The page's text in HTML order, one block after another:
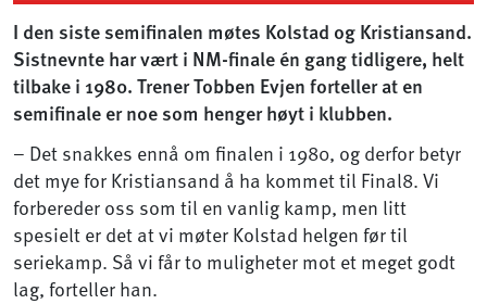
I den siste semifinalen møtes Kolstad og Kristiansand.
Sistnevnte har vært i NM-finale én gang tidligere, helt
tilbake i 1980. Trener Tobben Evjen forteller at en
semifinale er noe som henger høyt i klubben.
– Det snakkes ennå om finalen i 1980, og derfor betyr
det mye for Kristiansand å ha kommet til Final8. Vi
forbereder oss som til en vanlig kamp, men litt
spesielt er det at vi møter Kolstad helgen før til
seriekamp. Så vi får to muligheter mot et meget godt
lag, forteller han.